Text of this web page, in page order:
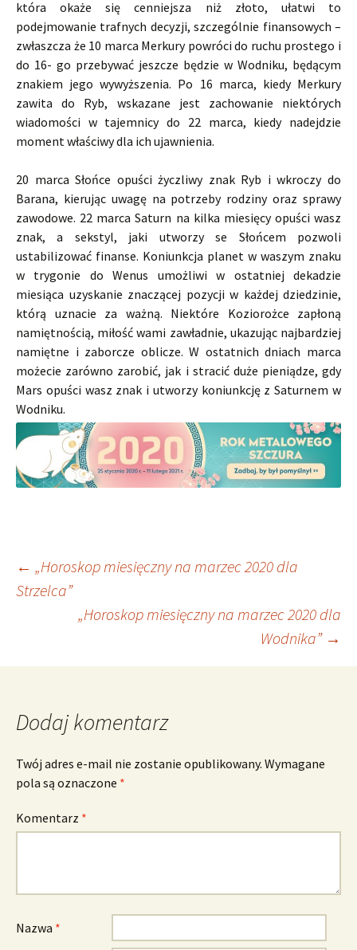
która okaże się cenniejsza niż złoto, ułatwi to
podejmowanie trafnych decyzji, szczególnie finansowych –
zwłaszcza że 10 marca Merkury powróci do ruchu prostego i
do 16- go przebywać jeszcze będzie w Wodniku, będącym
znakiem jego wywyższenia. Po 16 marca, kiedy Merkury
zawita do Ryb, wskazane jest zachowanie niektórych
wiadomości w tajemnicy do 22 marca, kiedy nadejdzie
moment właściwy dla ich ujawnienia.
20 marca Słońce opuści życzliwy znak Ryb i wkroczy do
Barana, kierując uwagę na potrzeby rodziny oraz sprawy
zawodowe. 22 marca Saturn na kilka miesięcy opuści wasz
znak, a sekstyl, jaki utworzy se Słońcem pozwoli
ustabilizować finanse. Koniunkcja planet w waszym znaku
w trygonie do Wenus umożliwi w ostatniej dekadzie
miesiąca uzyskanie znaczącej pozycji w każdej dziedzinie,
którą uznacie za ważną. Niektóre Koziorożce zapłoną
namiętnością, miłość wami zawładnie, ukazując najbardziej
namiętne i zaborcze oblicze. W ostatnich dniach marca
możecie zarówno zarobić, jak i stracić duże pieniądze, gdy
Mars opuści wasz znak i utworzy koniunkcję z Saturnem w
Wodniku.
Nawigacja
wpisu
← „Horoskop miesięczny na marzec 2020 dla
Strzelca”
„Horoskop miesięczny na marzec 2020 dla
Wodnika” →
Dodaj komentarz
Twój adres e-mail nie zostanie opublikowany. Wymagane
pola są oznaczone *
Komentarz *
Nazwa *